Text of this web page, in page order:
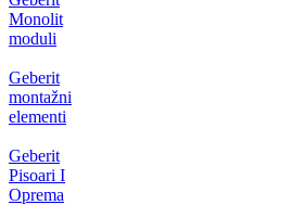
Monolit
moduli
Geberit
montažni
elementi
Geberit
Pisoari I
Oprema